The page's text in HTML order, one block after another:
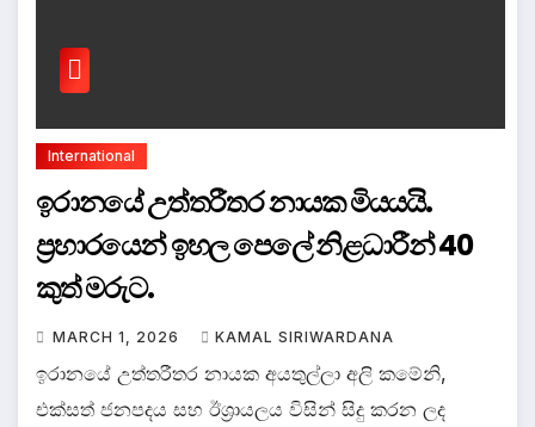
International
ඉරානයේ උත්තරීතර නායක මියයයි.
ප්‍රහාරයෙන් ඉහල පෙලේ නිළධාරීන් 40
කුත් මරුට.
MARCH 1, 2026 KAMAL SIRIWARDANA
ඉරානයේ උත්තරීතර නායක අයතුල්ලා අලි කමේනි,
එක්සත් ජනපදය සහ ඊශ්‍රායලය විසින් සිදු කරන ලද